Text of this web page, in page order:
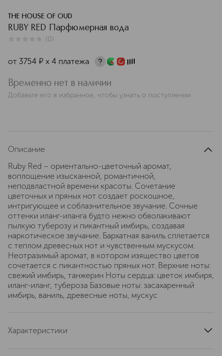
THE HOUSE OF OUD
RUBY RED Парфюмерная вода
(0)
от 3754 ¤ х 4 платежа
Временно нет в наличии
Добавьте его в избранное, чтобы узнать о поступлении
Описание
Ruby Red – ориентально-цветочный аромат,
воплощение изысканной, романтичной,
неподвластной времени красоты. Сочетание
цветочных и пряных нот создает роскошное,
интригующее и соблазнительное звучание. Сочные
оттенки иланг-иланга будто нежно обволакивают
пылкую туберозу и пикантный имбирь, создавая
наркотическое звучание. Бархатная ваниль сплетается
с теплом древесных нот и чувственным мускусом.
Неотразимый аромат, в котором изящество цветов
сочетается с пикантностью пряных нот. Верхние ноты:
свежий имбирь, танжерин Ноты сердца: цветок имбиря,
иланг-иланг, тубероза Базовые ноты: засахаренный
имбирь, ваниль, древесные ноты, мускус
Характеристики